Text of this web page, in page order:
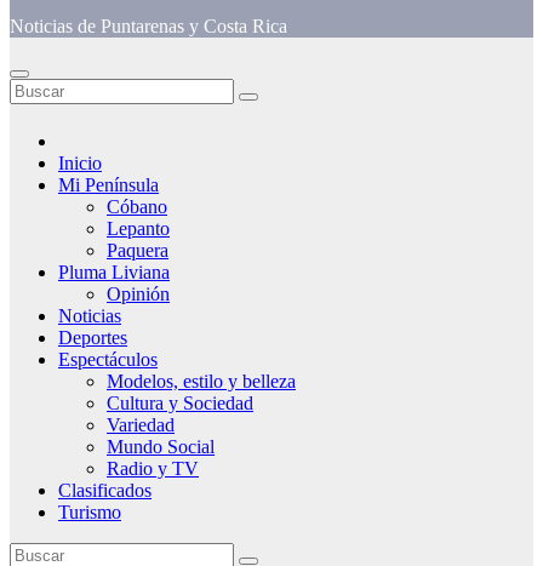
Noticias de Puntarenas y Costa Rica
Inicio
Mi Península
Cóbano
Lepanto
Paquera
Pluma Liviana
Opinión
Noticias
Deportes
Espectáculos
Modelos, estilo y belleza
Cultura y Sociedad
Variedad
Mundo Social
Radio y TV
Clasificados
Turismo